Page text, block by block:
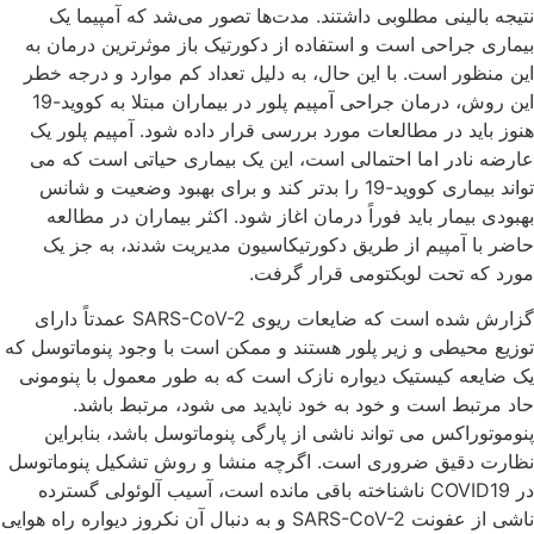
نتیجه بالینی مطلوبی داشتند. مدت‌ها تصور می‌شد که آمپیما یک
بیماری جراحی است و استفاده از دکورتیک باز موثرترین درمان به
این منظور است. با این حال، به دلیل تعداد کم موارد و درجه خطر
این روش، درمان جراحی آمپیم پلور در بیماران مبتلا به کووید-19
هنوز باید در مطالعات مورد بررسی قرار داده شود. آمپیم پلور یک
عارضه نادر اما احتمالی است، این یک بیماری حیاتی است که می
تواند بیماری کووید-19 را بدتر کند و برای بهبود وضعیت و شانس
بهبودی بیمار باید فوراً درمان اغاز شود. اکثر بیماران در مطالعه
حاضر با آمپیم از طریق دکورتیکاسیون مدیریت شدند، به جز یک
مورد که تحت لوبکتومی قرار گرفت.
گزارش شده است که ضایعات ریوی SARS-CoV-2 عمدتاً دارای
توزیع محیطی و زیر پلور هستند و ممکن است با وجود پنوماتوسل که
یک ضایعه کیستیک دیواره نازک است که به طور معمول با پنومونی
حاد مرتبط است و خود به خود ناپدید می شود، مرتبط باشد.
پنوموتوراکس می تواند ناشی از پارگی پنوماتوسل باشد، بنابراین
نظارت دقیق ضروری است. اگرچه منشا و روش تشکیل پنوماتوسل
در COVID19 ناشناخته باقی مانده است، آسیب آلوئولی گسترده
ناشی از عفونت SARS-CoV-2 و به دنبال آن نکروز دیواره راه هوایی